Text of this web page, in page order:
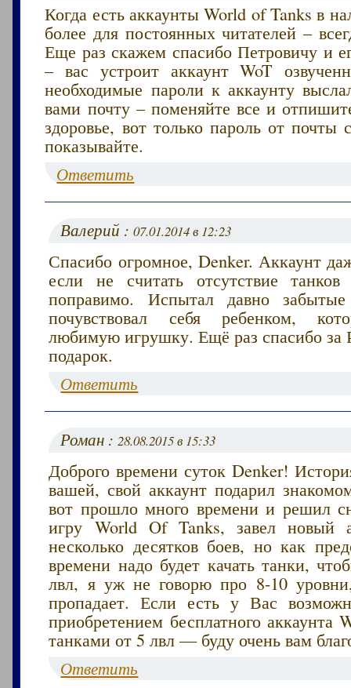
Когда есть аккаунты World of Tanks в
более для постоянных читателей –
Еще раз скажем спасибо Петровичу и
– вас устроит аккаунт WoT
необходимые пароли к аккаунту
вами почту – поменяйте все и
здоровье, вот только пароль от
показывайте.
Ответить
Валерий :07.01.2014 в 12:23
Спасибо огромное, Denker. Аккаунт
если не считать отсутствие
поправимо. Испытал давно
почувствовал себя ребенком,
любимую игрушку. Ещё раз спасибо за
подарок.
Ответить
Роман :28.08.2015 в 15:33
Доброго времени суток Denker!
вашей, свой аккаунт подарил
вот прошло много времени и решил
игру World Of Tanks, завел новый
несколько десятков боев, но как
времени надо будет качать танки,
лвл, я уж не говорю про 8-10
пропадает. Если есть у Вас
приобретением бесплатного аккаунта
танками от 5 лвл — буду очень вам
Ответить